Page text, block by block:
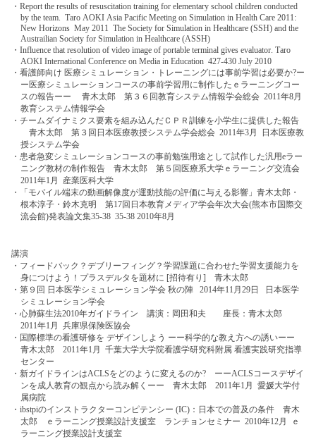
・Report the results of resuscitation training for elementary school children conducted
by the team. Taro AOKI Asia Pacific Meeting on Simulation in Health Care 2011:
New Horizons May 2011 The Society for Simulation in Healthcare (SSH) and the
Austrailian Society for Simulation in Healthcare (ASSH)
・Influence that resolution of video image of portable terminal gives evaluator. Taro
AOKI International Conference on Media in Education 427-430 July 2010
・看護師向け 医療シミュレーション・トレーニングには事前学習は必要か?ー
ー医療シミュレーションコースの事前学習用に制作したｅラーニングコー
スの報告ーー 青木太郎 第３６回教育システム情報学会総会 2011年8月
教育システム情報学会
・チームダイナミクス要素を組み込んだＣＰＲ訓練を小学生に提供した報告
青木太郎 第３回日本医療教授システム学会総会 2011年3月 日本医療教
授システム学会
・患者急変シミュレーションコースの事前勉強用途として試作した汎用eラー
ニング教材の制作報告 青木太郎 第５回医療系大学ｅラーニング交流会
2011年1月 産業医科大学
・「モバイル端末の動画解像度が運動技能の評価に与える影響」青木太郎・
根本淳子・鈴木克明 第17回日本教育メディア学会年次大会(熊本市国際交
流会館)発表論文集35-38 35-38 2010年8月
講演
・フィードバック？デブリーフィング？学習課題に合わせた学習支援能力を
身につけよう！プラスデルタを題材に [招待有り] 青木太郎
・第９回 日本医学シミュレーション学会 秋の陣 2014年11月29日 日本医学
シミュレーション学会
・心肺蘇生法2010年ガイドライン 講演：岡田和夫 座長：青木太郎
2011年1月 兵庫県保険医協会
・国際標準の看護研修を デザインしよう ーー科学的な教え方への誘いーー
青木太郎 2011年1月 千葉大学大学院看護学研究科附属 看護実践研究指導
センター
・新ガイドラインはACLSをどのように変えるのか? ーーACLSコースデザイ
ンを成人教育の観点から読み解くーー 青木太郎 2011年1月 愛媛大学付
属病院
・ibstpiのインストラクターコンピテンシー (IC)：日本での普及の条件 青木
太郎 ｅラーニング授業設計支援室 ランチョンセミナー 2010年12月 ｅ
ラーニング授業設計支援室